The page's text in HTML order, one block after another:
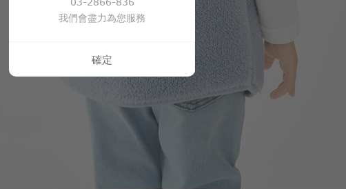
我們會盡力為您服務
確定